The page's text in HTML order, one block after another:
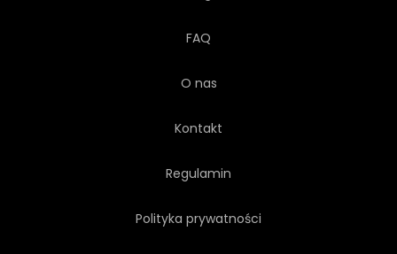
FAQ
O nas
Kontakt
Regulamin
Polityka prywatności